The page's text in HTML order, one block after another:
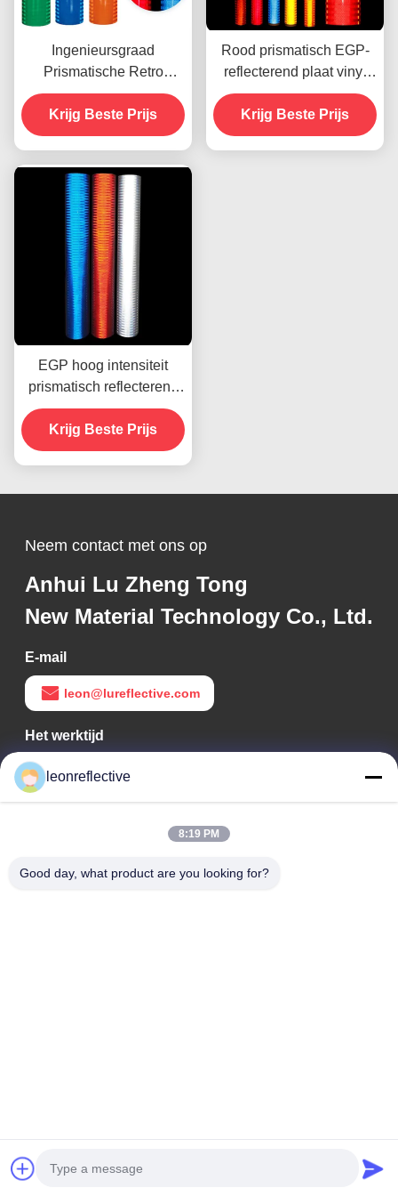
Ingenieursgraad
Prismatische Retro
Reflectieve Plaat Voor
Verkeersborden
Krijg Beste Prijs
Rood prismatisch EGP-
reflecterend plaat vinyl
voor ecologisch
oplosmiddel UV-printen
Krijg Beste Prijs
EGP hoog intensiteit
prismatisch reflecterend
kleefmiddel vinylplaat
filmmateriaal
Krijg Beste Prijs
Neem contact met ons op
Anhui Lu Zheng Tong
New Material Technology Co., Ltd.
E-mail
leon@lureflective.com
Het werktijd
9:00-18:00
Ons adres
Technology Park, High-tech Zone, Hefei, Anhui, China
Privacybeleid
leonreflective
8:19 PM
Good day, what product are you looking for?